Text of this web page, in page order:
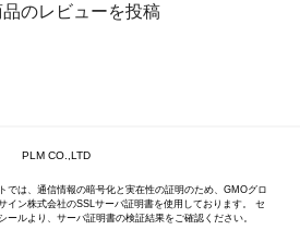
品のレビューを投稿
PLM CO.,LTD
では、通信情報の暗号化と実在性の証明のため、GMOグロ
イン株式会社のSSLサーバ証明書を使用しております。 セ
ールより、サーバ証明書の検証結果をご確認ください。